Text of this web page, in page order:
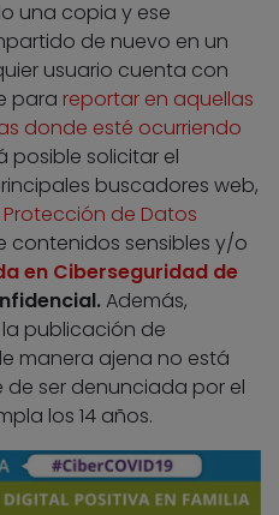
una copia y ese
de nuevo en un
usuario cuenta con
para reportar en aquellas
donde esté ocurriendo
posible solicitar el
buscadores web,
de Datos
contenidos sensibles y/o
en Ciberseguridad de
Además,
publicación de
manera ajena no está
ser denunciada por el
los 14 años.